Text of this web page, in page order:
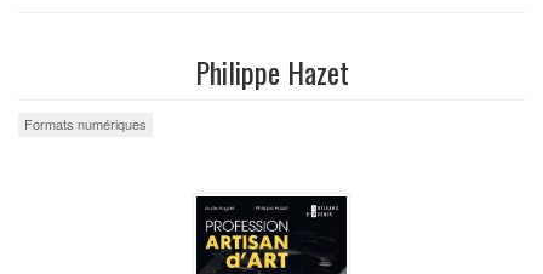
Philippe Hazet
Formats numériques